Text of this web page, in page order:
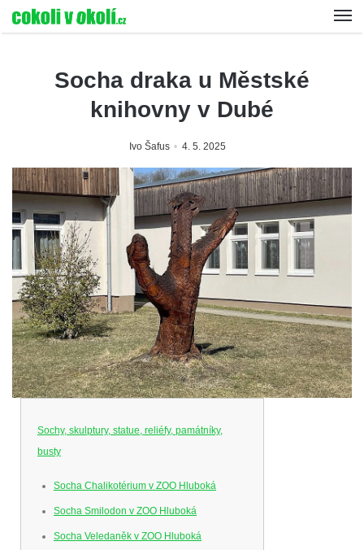
Socha draka u Městské
knihovny v Dubé
Ivo Šafus 4. 5. 2025
Sochy, skulptury, statue, reliéfy, památníky,
busty
Socha Chalikotérium v ZOO Hluboká
Socha Smilodon v ZOO Hluboká
Socha Veledaněk v ZOO Hluboká